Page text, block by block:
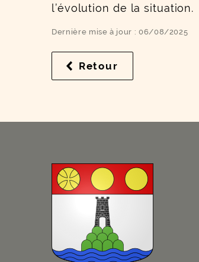
l’évolution de la situation.
Dernière mise à jour : 06/08/2025
Retour